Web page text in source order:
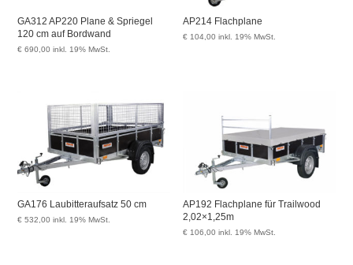
GA312 AP220 Plane & Spriegel
120 cm auf Bordwand
€ 690,00 inkl. 19% MwSt.
AP214 Flachplane
€ 104,00 inkl. 19% MwSt.
GA176 Laubitteraufsatz 50 cm
€ 532,00 inkl. 19% MwSt.
AP192 Flachplane für Trailwood
2,02×1,25m
€ 106,00 inkl. 19% MwSt.